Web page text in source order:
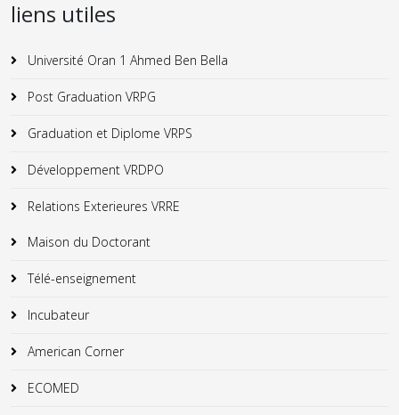
liens utiles
Université Oran 1 Ahmed Ben Bella
Post Graduation VRPG
Graduation et Diplome VRPS
Développement VRDPO
Relations Exterieures VRRE
Maison du Doctorant
Télé-enseignement
Incubateur
American Corner
ECOMED